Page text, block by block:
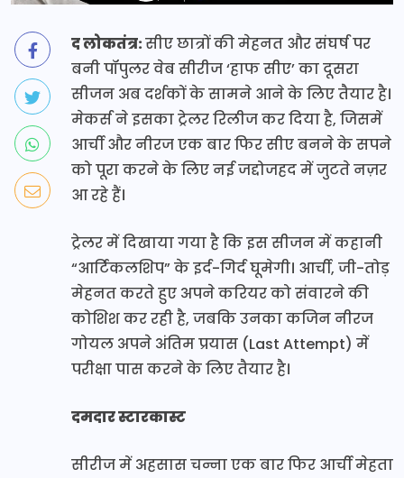
द लोकतंत्र:सीए छात्रों की मेहनत और संघर्ष पर
बनी पॉपुलर वेब सीरीज ‘हाफ सीए’ का दूसरा
सीजन अब दर्शकों के सामने आने के लिए तैयार है।
मेकर्स ने इसका ट्रेलर रिलीज कर दिया है, जिसमें
आर्ची और नीरज एक बार फिर सीए बनने के सपने
को पूरा करने के लिए नई जद्दोजहद में जुटते नज़र
आ रहे हैं।
ट्रेलर में दिखाया गया है कि इस सीजन में कहानी
“आर्टिकलशिप” के इर्द-गिर्द घूमेगी। आर्ची, जी-तोड़
मेहनत करते हुए अपने करियर को संवारने की
कोशिश कर रही है, जबकि उनका कजिन नीरज
गोयल अपने अंतिम प्रयास (Last Attempt) में
परीक्षा पास करने के लिए तैयार है।
दमदार स्टारकास्ट
सीरीज में अहसास चन्ना एक बार फिर आर्ची मेहता